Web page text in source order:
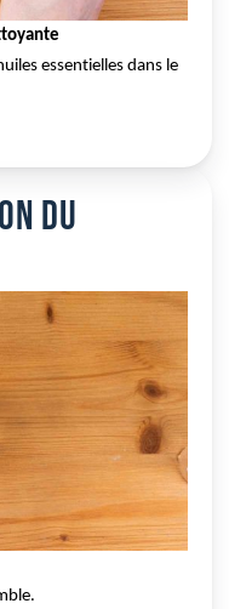
essentielles dans le
du